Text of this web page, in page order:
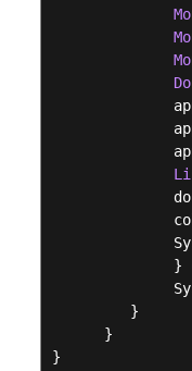
              }
         }
      }
}